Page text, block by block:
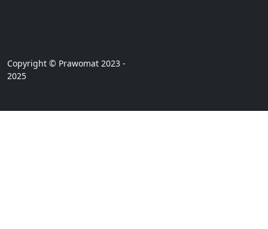
Copyright © Prawomat 2023 -
2025